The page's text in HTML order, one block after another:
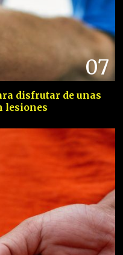
07
disfrutar de unas
lesiones